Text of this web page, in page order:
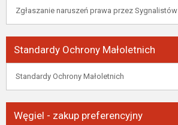
Zgłaszanie naruszeń prawa przez Sygnalistów
Standardy Ochrony Małoletnich
Standardy Ochrony Małoletnich
Węgiel - zakup preferencyjny